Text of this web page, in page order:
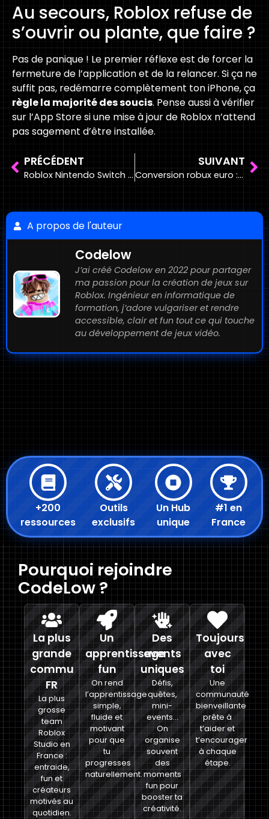
Au secours, Roblox refuse de
s’ouvrir ou plante, que faire ?
Pas de panique ! Le premier réflexe est de forcer la
fermeture de l’application et de la relancer. Si ça ne
suffit pas, redémarre complètement ton iPhone, ça
règle la majorité des soucis. Pense aussi à vérifier
sur l’App Store si une mise à jour de Roblox n’attend
pas sagement d’être installée.
PRÉCÉDENT
Roblox Nintendo Switch : Peut-on l’installer en 2025 ?
SUIVANT
Conversion robux euro : le vrai prix achat et DevEx [2025]
A propos de l'auteur
Codelow
J’ai créé Codelow en 2022 pour partager
ma passion pour la création de jeux sur
Roblox. Ingénieur en informatique de
formation, j’adore vulgariser et rendre
accessible, clair et fun tout ce qui touche
au développement de jeux vidéo.
+200
ressources
Outils
exclusifs
Un Hub
unique
#1 en
France
Pourquoi rejoindre
CodeLow ?
La plus
grande
commu
FR
La plus
grosse
team
Roblox
Studio en
France :
entraide,
fun et
créateurs
motivés au
quotidien.
Un
apprentissage
fun
On rend
l’apprentissage
simple,
fluide et
motivant
pour que
tu
progresses
naturellement.
Des
events
uniques
Défis,
quêtes,
mini-
events…
On
organise
souvent
des
moments
fun pour
booster ta
créativité.
Toujours
avec
toi
Une
communauté
bienveillante
prête à
t’aider et
t’encourager
à chaque
étape.